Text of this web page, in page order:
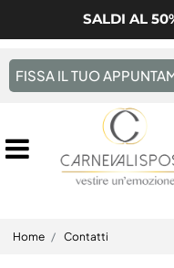
SALDI AL
FISSA IL TUO
Open menu
Home Contatti